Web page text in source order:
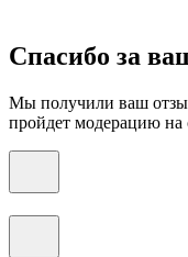
Спасибо за
Мы получили ваш
пройдет модерацию на